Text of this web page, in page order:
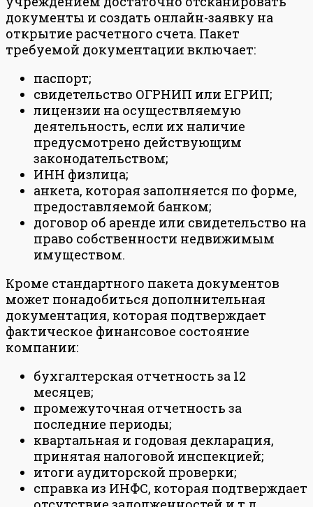
документы и создать онлайн-заявку на
открытие расчетного счета. Пакет
требуемой документации включает:
паспорт;
свидетельство ОГРНИП или ЕГРИП;
лицензии на осуществляемую
деятельность, если их наличие
предусмотрено действующим
законодательством;
ИНН физлица;
анкета, которая заполняется по форме,
предоставляемой банком;
договор об аренде или свидетельство на
право собственности недвижимым
имуществом.
Кроме стандартного пакета документов
может понадобиться дополнительная
документация, которая подтверждает
фактическое финансовое состояние
компании:
бухгалтерская отчетность за 12
месяцев;
промежуточная отчетность за
последние периоды;
квартальная и годовая декларация,
принятая налоговой инспекцией;
итоги аудиторской проверки;
справка из ИНФС, которая подтверждает